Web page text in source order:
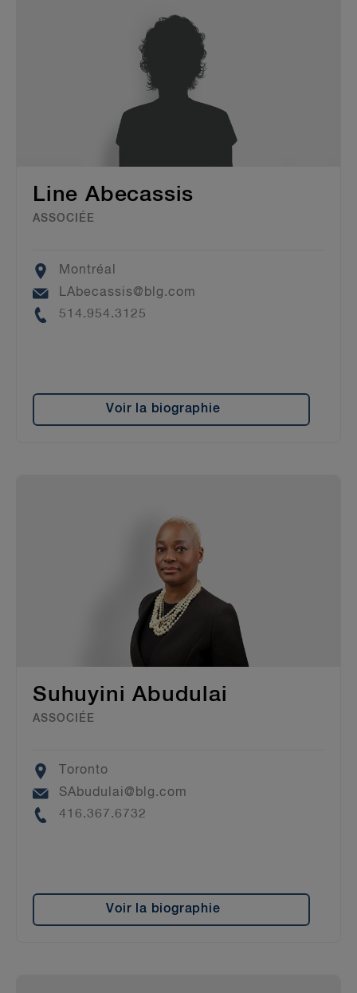
Line Abecassis
ASSOCIÉE
Location
Montréal
Email
LAbecassis@blg.com
Phone
514.954.3125
Voir la biographie
Suhuyini Abudulai
ASSOCIÉE
Location
Toronto
Email
SAbudulai@blg.com
Phone
416.367.6732
Voir la biographie